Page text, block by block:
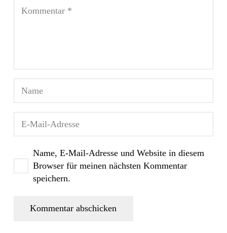
Name, E-Mail-Adresse und Website in diesem
Browser für meinen nächsten Kommentar
speichern.
Kommentar abschicken